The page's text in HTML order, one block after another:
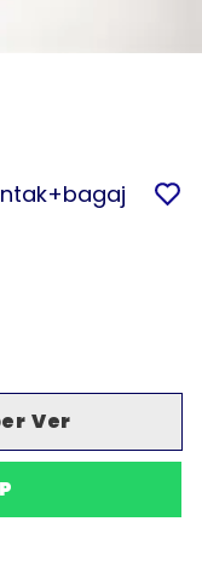
Ver